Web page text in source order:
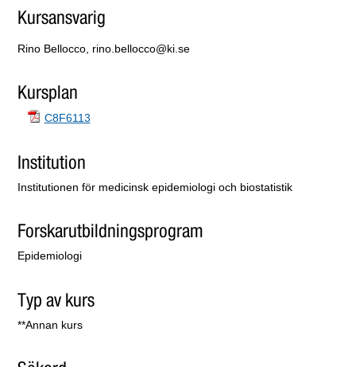
Kursansvarig
Rino Bellocco, rino.bellocco@ki.se
Kursplan
C8F6113
Institution
Institutionen för medicinsk epidemiologi och biostatistik
Forskarutbildningsprogram
Epidemiologi
Typ av kurs
**Annan kurs